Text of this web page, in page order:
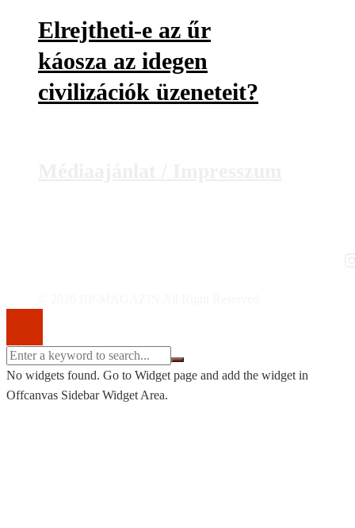
Elrejtheti-e az űr
káosza az idegen
civilizációk üzeneteit?
No widgets found. Go to Widget page and add the widget in
Offcanvas Sidebar Widget Area.